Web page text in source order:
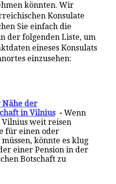
könnten. Wir
Konsulate
Sie einfach die
der folgenden Liste, um
eineses Konsulats
einzusehen:
Nähe der
in Vilnius -Wenn
Vilnius weit reisen
für einen oder
könnte es klug
einer Pension in der
Botschaft zu